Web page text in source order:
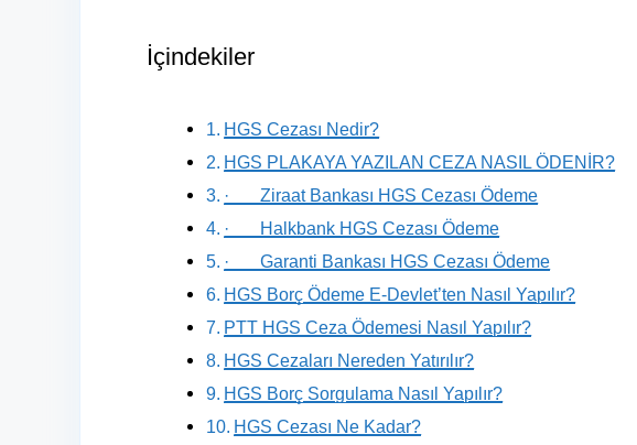
İçindekiler
HGS Cezası Nedir?
HGS PLAKAYA YAZILAN CEZA NASIL ÖDENİR?
· Ziraat Bankası HGS Cezası Ödeme
· Halkbank HGS Cezası Ödeme
· Garanti Bankası HGS Cezası Ödeme
HGS Borç Ödeme E-Devlet’ten Nasıl Yapılır?
PTT HGS Ceza Ödemesi Nasıl Yapılır?
HGS Cezaları Nereden Yatırılır?
HGS Borç Sorgulama Nasıl Yapılır?
HGS Cezası Ne Kadar?